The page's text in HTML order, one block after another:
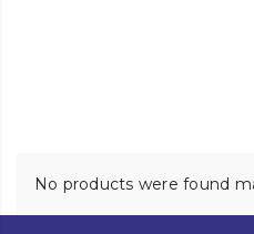
No products were found